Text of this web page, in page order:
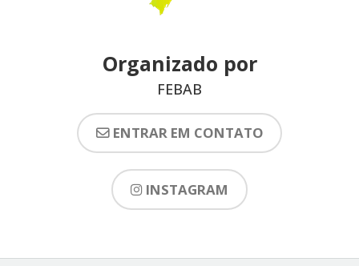
Organizado por
FEBAB
ENTRAR EM CONTATO
INSTAGRAM